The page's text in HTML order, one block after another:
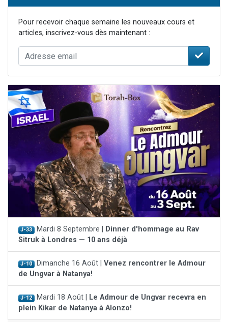
Pour recevoir chaque semaine les nouveaux cours et
articles, inscrivez-vous dès maintenant :
J-33 Mardi 8 Septembre |
Dinner d'hommage au Rav
Sitruk à Londres — 10 ans déjà
J-10 Dimanche 16 Août | Venez rencontrer le Admour
de Ungvar à Natanya!
J-12 Mardi 18 Août |
Le Admour de Ungvar recevra en
plein Kikar de Natanya à Alonzo!